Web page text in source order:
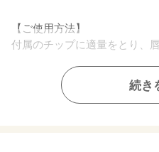
【ご使用方法】
付属のチップに適量をとり、
【内容量】
続き